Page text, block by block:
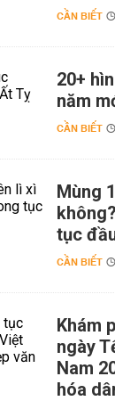
CẦN BIẾT
20+
năm
CẦN BIẾT
Mùng
tục
CẦN BIẾT
Khám
ngày
Nam
hóa